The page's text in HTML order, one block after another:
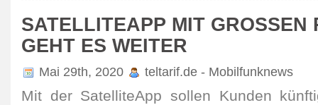
SATELLITEAPP MIT GROSSEN
EHT ES WEITER
Mai 29th, 2020 teltarif.de - Mobilfunknews
Mit der SatelliteApp sollen Kunden